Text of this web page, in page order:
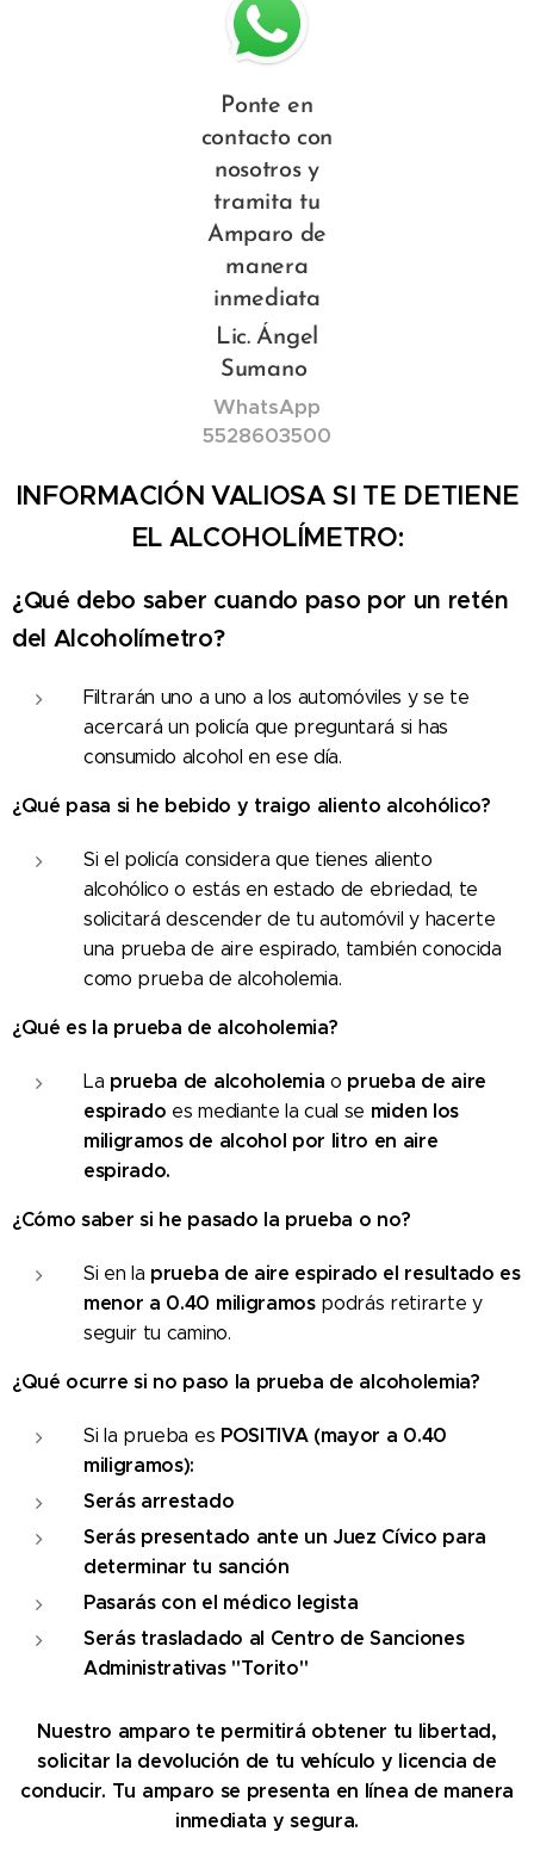
Ponte en
contacto con
nosotros y
tramita tu
Amparo de
manera
inmediata
Lic. Ángel
Sumano
WhatsApp
5528603500
INFORMACIÓN VALIOSA SI TE DETIENE
EL ALCOHOLÍMETRO:
¿Qué debo saber cuando paso por un retén
del Alcoholímetro?
Filtrarán uno a uno a los automóviles y se te
acercará un policía que preguntará si has
consumido alcohol en ese día.
¿Qué pasa si he bebido y traigo aliento alcohólico?
Si el policía considera que tienes aliento
alcohólico o estás en estado de ebriedad, te
solicitará descender de tu automóvil y hacerte
una prueba de aire espirado, también conocida
como prueba de alcoholemia.
¿Qué es la prueba de alcoholemia?
La prueba de alcoholemia o prueba de aire
espirado es mediante la cual se miden los
miligramos de alcohol por litro en aire
espirado.
¿Cómo saber si he pasado la prueba o no?
Si en la prueba de aire espirado el resultado es
menor a 0.40 miligramos podrás retirarte y
seguir tu camino.
¿Qué ocurre si no paso la prueba de alcoholemia?
Si la prueba es POSITIVA (mayor a 0.40
miligramos):
Serás arrestado
Serás presentado ante un Juez Cívico para
determinar tu sanción
Pasarás con el médico legista
Serás trasladado al Centro de Sanciones
Administrativas "Torito"
Nuestro amparo te permitirá obtener tu libertad,
solicitar la devolución de tu vehículo y licencia de
conducir. Tu amparo se presenta en línea de manera
inmediata y segura.